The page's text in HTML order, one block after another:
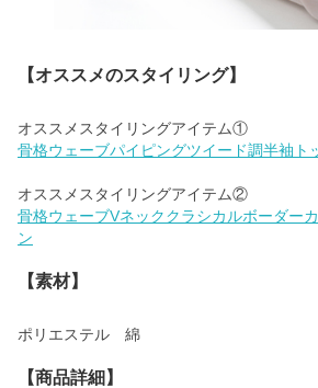
【オススメのスタイリング】
骨格ウェーブパイピングツイード調半袖ト
骨格ウェーブVネッククラシカルボーダー
ン
【素材】
ポリエステル 綿
【商品詳細】